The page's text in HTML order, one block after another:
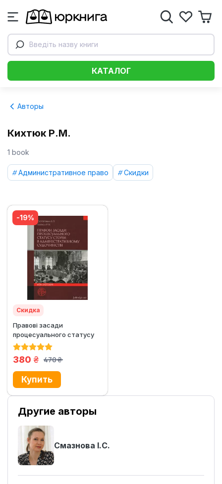
Введіть назву книги
КАТАЛОГ
Авторы
Кихтюк Р.М.
1 book
Административное право Скидки
Скидка
Правові засади
процесуального статусу
сторін в
-19%
470
грн.
380 грн.
Другие авторы
Смазнова І.С.